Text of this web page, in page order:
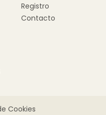
Registro
Contacto
Cookies